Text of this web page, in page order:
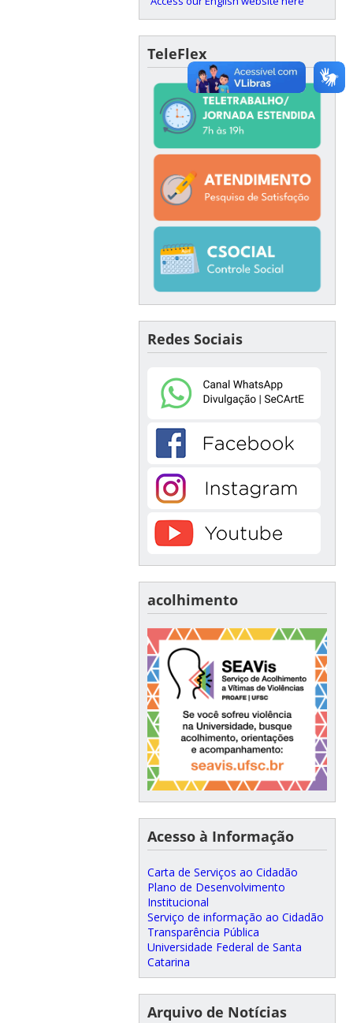
TeleFlex
Redes Sociais
acolhimento
Acesso à Informação
Carta de Serviços ao Cidadão
Plano de Desenvolvimento
Institucional
Serviço de informação ao Cidadão
Transparência Pública
Universidade Federal de Santa
Catarina
Arquivo de Notícias